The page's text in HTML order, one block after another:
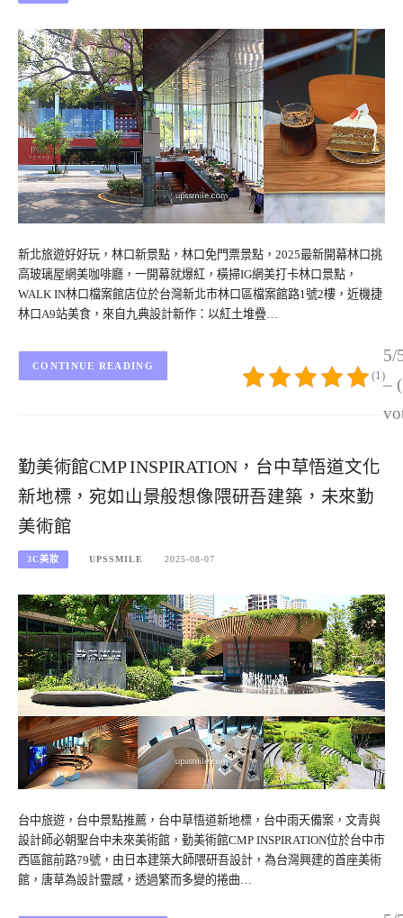
新北旅遊好好玩，林口新景點，林口免門票景點，2025最新開幕林口挑
高玻璃屋網美咖啡廳，一開幕就爆紅，橫掃IG網美打卡林口景點，
WALK IN林口檔案館店位於台灣新北市林口區檔案館路1號2樓，近機捷
林口A9站美食，來自九典設計新作：以紅土堆疊…
5/
–
(1)
CONTINUE READING
勤美術館CMP INSPIRATION，台中草悟道文化
新地標，宛如山景般想像隈研吾建築，未來勤
美術館
3C美妝 UPSSMILE 2025-08-07
台中旅遊，台中景點推薦，台中草悟道新地標，台中雨天備案，文青與
設計師必朝聖台中未來美術館，勤美術館CMP INSPIRATION位於台中市
西區館前路79號，由日本建築大師隈研吾設計，為台灣興建的首座美術
館，唐草為設計靈感，透過繁而多變的捲曲…